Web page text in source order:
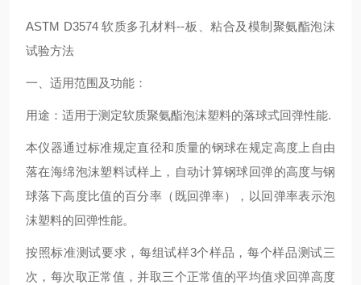
ASTM D3574 软质多孔材料--板、粘合及模制聚氨酯泡沫
试验方法
一、适用范围及功能：
用途：适用于测定软质聚氨酯泡沫塑料的落球式回弹性能.
本仪器通过标准规定直径和质量的钢球在规定高度上自由
落在海绵泡沫塑料试样上，自动计算钢球回弹的高度与钢
球落下高度比值的百分率（既回弹率），以回弹率表示泡
沫塑料的回弹性能。
按照标准测试要求，每组试样3个样品，每个样品测试三
次，每次取正常值，并取三个正常值的平均值求回弹高度